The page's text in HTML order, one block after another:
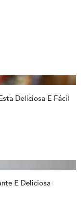
Deliciosa E Fácil
E Deliciosa